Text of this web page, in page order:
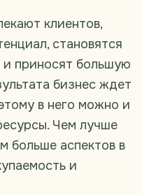
клиентов,
становятся
приносят большую
бизнес ждет
в него можно и
Чем лучше
больше аспектов в
и